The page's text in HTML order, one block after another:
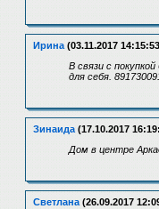
Ирина (03.11.2017
В связи с
для себя.
Зинаида (17.10.2017
Дом в центре
Светлана (26.09.2017